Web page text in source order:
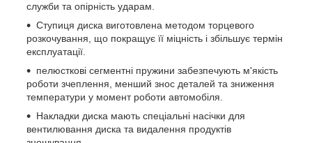
служби та опірність ударам.
Ступиця диска виготовлена методом торцевого
розкочування, що покращує її міцність і збільшує термін
експлуатації.
пелюсткові сегментні пружини забезпечують м'якість
роботи зчеплення, менший знос деталей та зниження
температури у момент роботи автомобіля.
Накладки диска мають спеціальні насічки для
вентилювання диска та видалення продуктів